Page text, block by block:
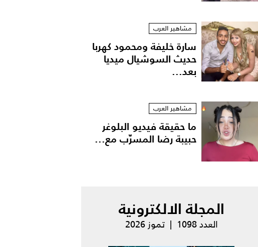
مشاهير العرب
سارة خليفة ومحمود كهربا
حديث السوشيال ميديا
بعد...
مشاهير العرب
ما حقيقة فيديو البلوغر
حبيبة رضا المسرّب مع...
المجلة الالكترونية
العدد 1098 | تموز 2026